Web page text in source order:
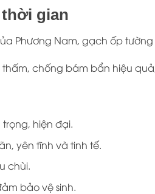
gian
Phương Nam, gạch ốp tường
chống bám bẩn hiệu
hiện đại.
yên tĩnh và tinh tế.
chùi.
bảo vệ sinh.